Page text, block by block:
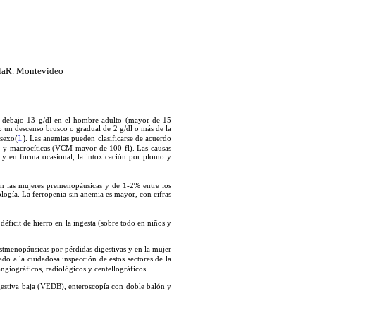
Montevideo
13 g/dl en el hombre adulto (mayor de 15
descenso brusco o gradual de 2 g/dl o más de la
(1 ). Las anemias pueden clasificarse de acuerdo
macrocíticas (VCM mayor de 100 fl). Las causas
y en forma ocasional, la intoxicación por plomo y
mujeres premenopáusicas y de 1-2% entre los
La ferropenia sin anemia es mayor, con cifras
de hierro en la ingesta (sobre todo en niños y
por pérdidas digestivas y en la mujer
a la cuidadosa inspección de estos sectores de la
radiológicos y centellográficos.
baja (VEDB), enteroscopía con doble balón y